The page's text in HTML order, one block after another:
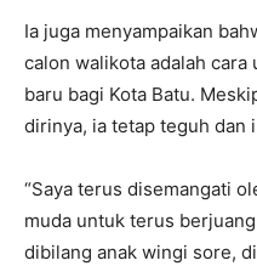
Ia juga menyampaikan
calon walikota adalah
baru bagi Kota Batu.
dirinya, ia tetap teguh dan
“Saya terus disemangati
muda untuk terus
dibilang anak wingi sore,